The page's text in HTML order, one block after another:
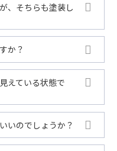
、そちらも塗装し
か？
えている状態で
いのでしょうか？